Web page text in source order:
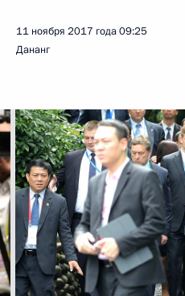
11 ноября 2017 года09:25
Дананг